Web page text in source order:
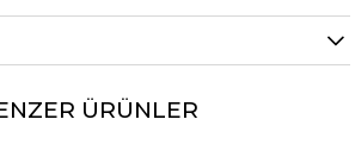
ÜRÜNLER